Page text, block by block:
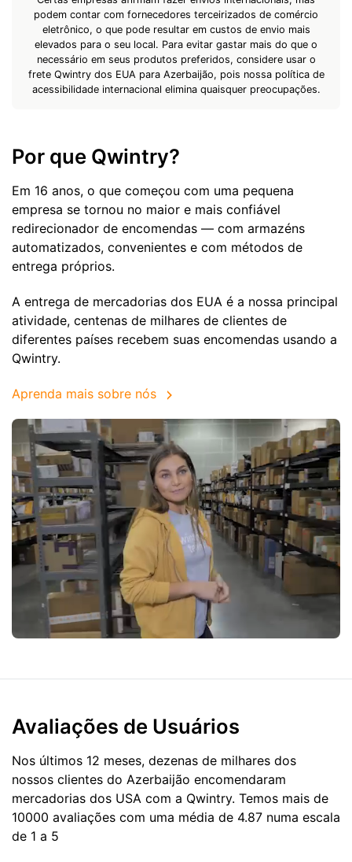
podem contar com fornecedores terceirizados de comércio
eletrônico, o que pode resultar em custos de envio mais
elevados para o seu local. Para evitar gastar mais do que o
necessário em seus produtos preferidos, considere usar o
frete Qwintry dos EUA para Azerbaijão, pois nossa política de
acessibilidade internacional elimina quaisquer preocupações.
Por que Qwintry?
Em 16 anos, o que começou com uma pequena
empresa se tornou no maior e mais confiável
redirecionador de encomendas — com armazéns
automatizados, convenientes e com métodos de
entrega próprios.
A entrega de mercadorias dos EUA é a nossa principal
atividade, centenas de milhares de clientes de
diferentes países recebem suas encomendas usando a
Qwintry.
Aprenda mais sobre nós
Avaliações de Usuários
Nos últimos 12 meses, dezenas de milhares dos
nossos clientes do Azerbaijão encomendaram
mercadorias dos USA com a Qwintry. Temos mais de
10000 avaliações com uma média de 4.87 numa escala
de 1 a 5